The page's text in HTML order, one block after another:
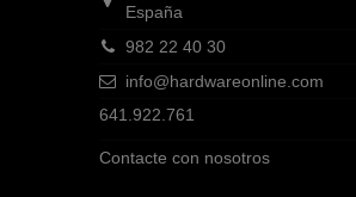
España
982 22 40 30
info@hardwareonline.com
641.922.761
Contacte con nosotros